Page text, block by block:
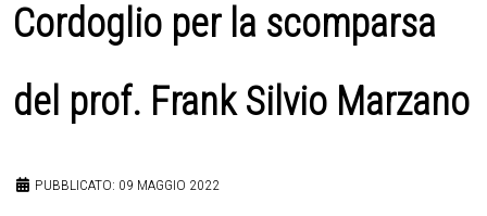
Cordoglio per la scomparsa
del prof. Frank Silvio Marzano
PUBBLICATO: 09 MAGGIO 2022